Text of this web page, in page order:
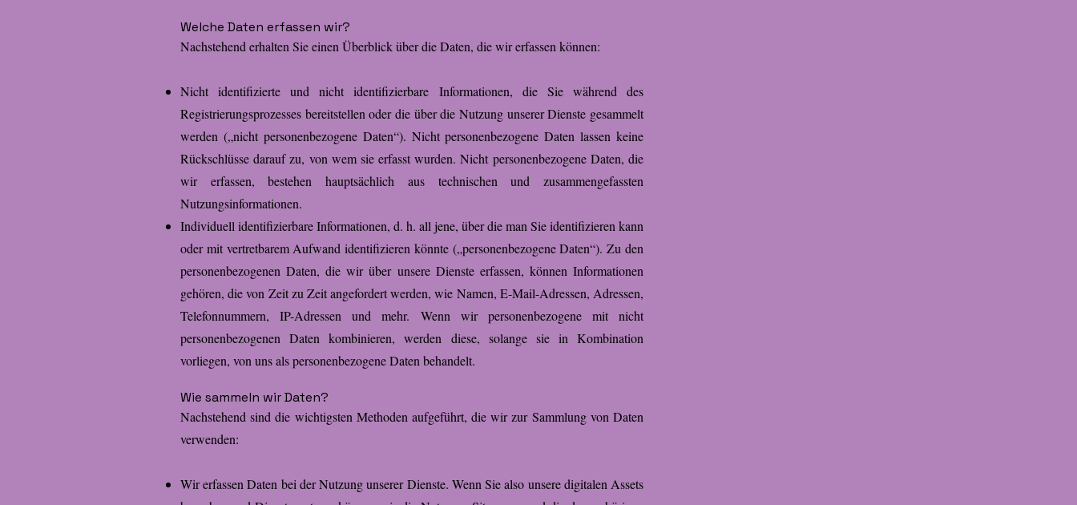
Welche Daten erfassen wir?
Nachstehend erhalten Sie einen Überblick über die Daten, die wir erfassen können:
Nicht identifizierte und nicht identifizierbare Informationen, die Sie während des
Registrierungsprozesses bereitstellen oder die über die Nutzung unserer Dienste gesammelt
werden („nicht personenbezogene Daten“). Nicht personenbezogene Daten lassen keine
Rückschlüsse darauf zu, von wem sie erfasst wurden. Nicht personenbezogene Daten, die
wir erfassen, bestehen hauptsächlich aus technischen und zusammengefassten
Nutzungsinformationen.
Individuell identifizierbare Informationen, d. h. all jene, über die man Sie identifizieren kann
oder mit vertretbarem Aufwand identifizieren könnte („personenbezogene Daten“). Zu den
personenbezogenen Daten, die wir über unsere Dienste erfassen, können Informationen
gehören, die von Zeit zu Zeit angefordert werden, wie Namen, E-Mail-Adressen, Adressen,
Telefonnummern, IP-Adressen und mehr. Wenn wir personenbezogene mit nicht
personenbezogenen Daten kombinieren, werden diese, solange sie in Kombination
vorliegen, von uns als personenbezogene Daten behandelt.
Wie sammeln wir Daten?
Nachstehend sind die wichtigsten Methoden aufgeführt, die wir zur Sammlung von Daten
verwenden:
Wir erfassen Daten bei der Nutzung unserer Dienste. Wenn Sie also unsere digitalen Assets